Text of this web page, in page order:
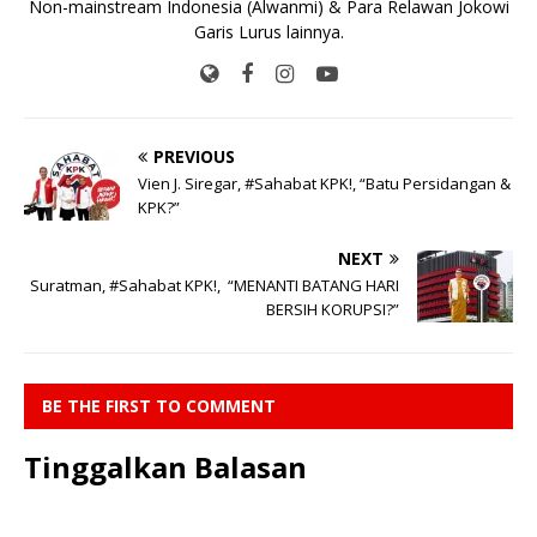
Non-mainstream Indonesia (Alwanmi) & Para Relawan Jokowi
Garis Lurus lainnya.
PREVIOUS
Vien J. Siregar, #Sahabat KPK!, “Batu Persidangan &
KPK?”
NEXT
Suratman, #Sahabat KPK!, “MENANTI BATANG HARI
BERSIH KORUPSI?”
BE THE FIRST TO COMMENT
Tinggalkan Balasan